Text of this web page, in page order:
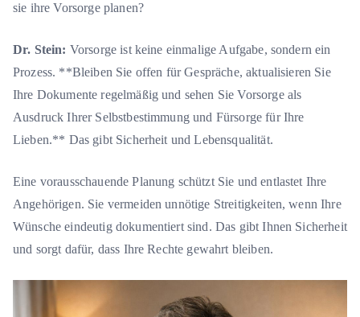
sie ihre Vorsorge planen?
Dr. Stein: Vorsorge ist keine einmalige Aufgabe, sondern ein
Prozess. **Bleiben Sie offen für Gespräche, aktualisieren Sie
Ihre Dokumente regelmäßig und sehen Sie Vorsorge als
Ausdruck Ihrer Selbstbestimmung und Fürsorge für Ihre
Lieben.** Das gibt Sicherheit und Lebensqualität.
Eine vorausschauende Planung schützt Sie und entlastet Ihre
Angehörigen. Sie vermeiden unnötige Streitigkeiten, wenn Ihre
Wünsche eindeutig dokumentiert sind. Das gibt Ihnen Sicherheit
und sorgt dafür, dass Ihre Rechte gewahrt bleiben.